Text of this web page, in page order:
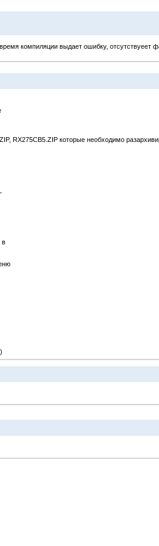
компиляции выдает ошибку,
RX275CB5.ZIP которые необходимо
в